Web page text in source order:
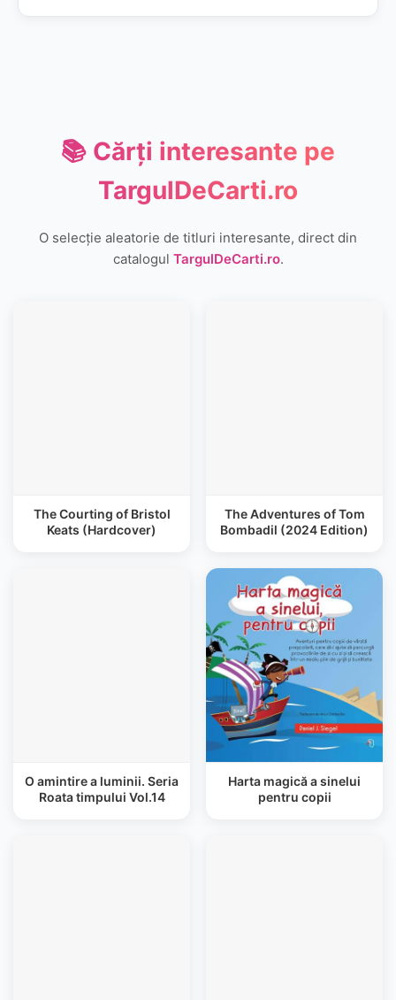
📚 Cărți interesante pe
TargulDeCarti.ro
O selecție aleatorie de titluri interesante, direct din
catalogul TargulDeCarti.ro.
The Courting of Bristol
Keats (Hardcover)
The Adventures of Tom
Bombadil (2024 Edition)
O amintire a luminii. Seria
Roata timpului Vol.14
Harta magică a sinelui
pentru copii